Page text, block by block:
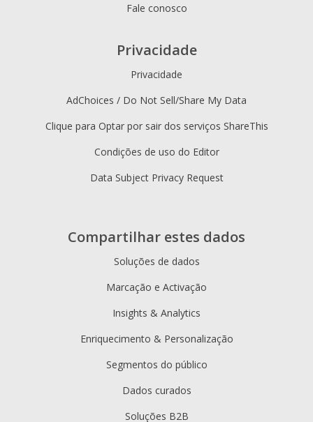
Compartilhar estes dados
Soluções de dados
Marcação e Activação
Insights & Analytics
Enriquecimento & Personalização
Segmentos do público
Dados curados
Soluções B2B
Fale conosco
Privacidade
Privacidade
AdChoices / Do Not Sell/Share My Data
Clique para Optar por sair dos serviços ShareThis
Condições de uso do Editor
Data Subject Privacy Request